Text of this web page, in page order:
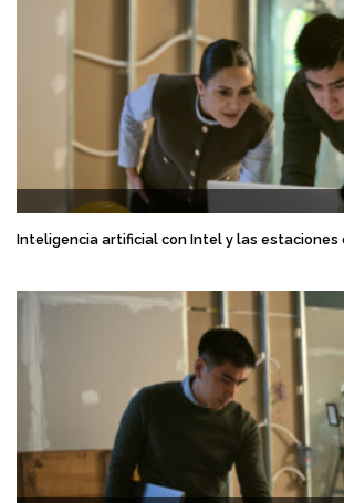
Inteligencia artificial con Intel y las estaciones